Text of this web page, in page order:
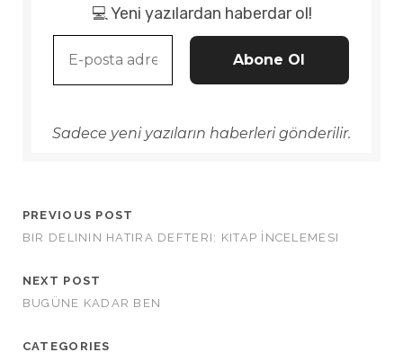
💻 Yeni yazılardan haberdar ol!
Sadece yeni yazıların haberleri gönderilir.
PREVIOUS POST
BIR DELININ HATIRA DEFTERI: KITAP İNCELEMESI
NEXT POST
BUGÜNE KADAR BEN
CATEGORIES